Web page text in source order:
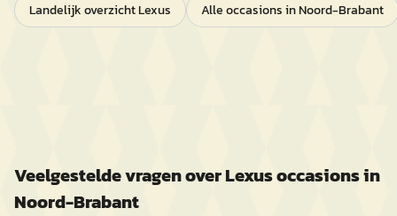
Landelijk overzichtLexus Alle occasions inNoord-Brabant
Veelgestelde vragen overLexusoccasions in
Noord-Brabant